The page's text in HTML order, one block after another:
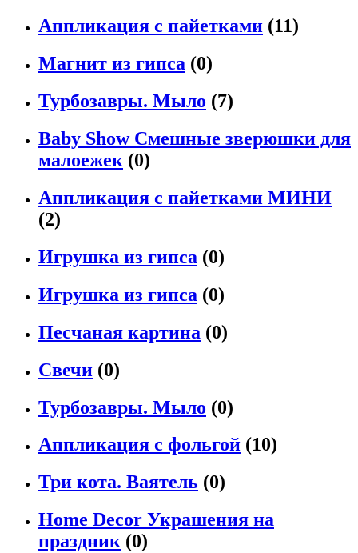
Аппликация с пайетками (11)
Магнит из гипса (0)
Турбозавры. Мыло (7)
Baby Show Смешные зверюшки для
малоежек (0)
Аппликация с пайетками МИНИ
(2)
Игрушка из гипса (0)
Игрушка из гипса (0)
Песчаная картина (0)
Свечи (0)
Турбозавры. Мыло (0)
Аппликация с фольгой (10)
Три кота. Ваятель (0)
Home Decor Украшения на
праздник (0)